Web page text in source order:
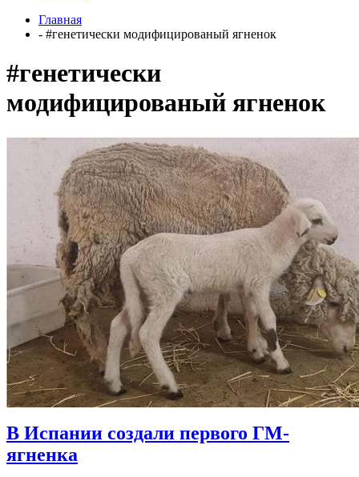
Главная
- #генетически модифицированый ягненок
#генетически
модифицированый ягненок
В Испании создали первого ГМ-
ягненка